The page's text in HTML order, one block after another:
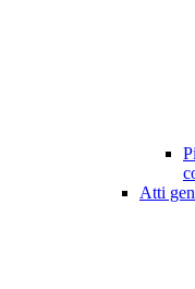
Atti